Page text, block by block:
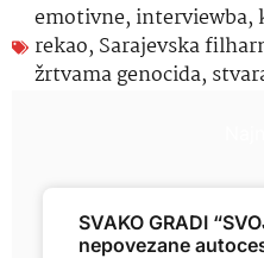
emotivne, interviewba,
rekao, Sarajevska
žrtvama genocida,
SVAKO GRADI
nepovezane